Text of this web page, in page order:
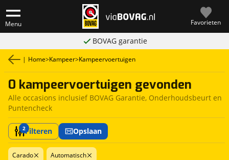
Menu Favorieten
BOVAG garantie
| Home>Kampeer>Kampeervoertuigen
0 kampeervoertuigen gevonden
Alle occasions inclusief BOVAG Garantie, Onderhoudsbeurt en
Puntencheck
2Filteren Opslaan
Carado Automatisch